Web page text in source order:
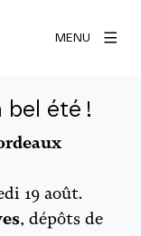
MENU
bel été !
19 août.
, dépôts de